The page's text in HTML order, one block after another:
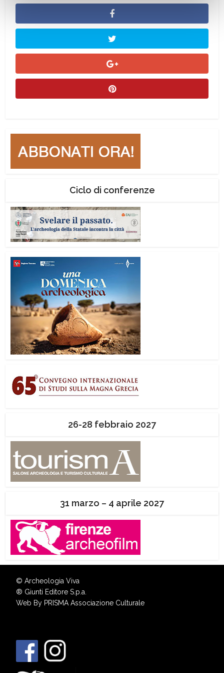
Ciclo di conferenze
26-28 febbraio 2027
31 marzo – 4 aprile 2027
© Archeologia Viva
® Giunti Editore S.p.a.
Web By PRISMA Associazione Culturale